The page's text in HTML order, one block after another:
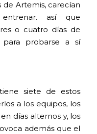
de Artemis, carecían
así que
o cuatro días de
para probarse a sí
siete de estos
a los equipos, los
días alternos y, los
además que el